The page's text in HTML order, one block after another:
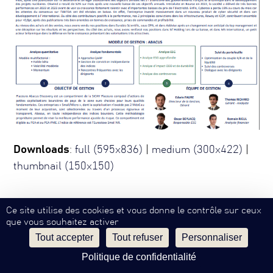
Downloads:full (595x836) medium (300x422)
thumbnail (150x150)
© Philippe Hottinguer Group
Mentions LégalesConfidentialité
Ce site utilise des cookies et vous donne le contrôle sur ceux
que vous souhaitez activer
Tout accepter Tout refuser
Personnaliser
Politique de confidentialité